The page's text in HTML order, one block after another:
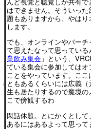
はできません。そういっ
題もありますから、やは
します。
でも、オンラインやバー
て思えたなって思ってい
業飲み集会 」という、
ている集会に参加しては
ことをやっています。こ
ともあるくらいには広義
生も居たりするので魔境
こで傍観するわ
閑話休題。とにかくとし
あるにはあるよって思って